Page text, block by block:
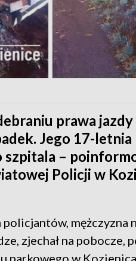
prawa
Jego 17-letnia
szpitala –
Policji w
mężczyzna
zjechał na pobocze,